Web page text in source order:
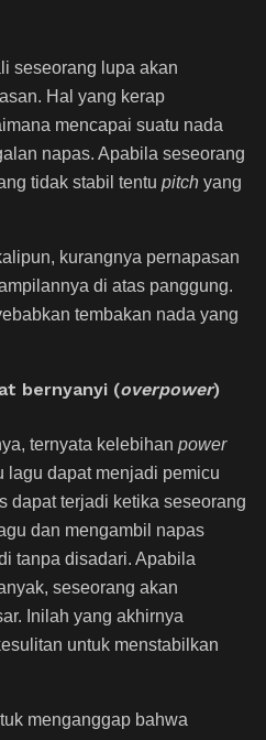
seseorang lupa akan
Hal yang kerap
mencapai suatu nada
napas. Apabila seseorang
tidak stabil tentu pitch yang
kurangnya pernapasan
di atas panggung.
tembakan nada yang
bernyanyi (overpower)
ternyata kelebihan power
lagu dapat menjadi pemicu
dapat terjadi ketika seseorang
dan mengambil napas
tanpa disadari. Apabila
seseorang akan
Inilah yang akhirnya
untuk menstabilkan
menganggap bahwa